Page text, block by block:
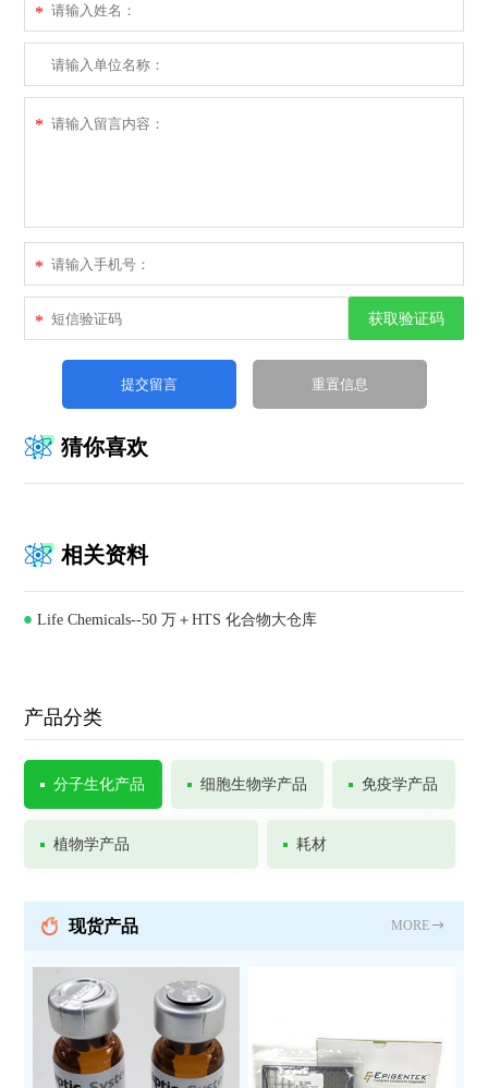
*
*
*
* 获取验证码
猜你喜欢
相关资料
Life Chemicals--50 万＋HTS 化合物大仓库
产品分类
分子生化产品 细胞生物学产品 免疫学产品
植物学产品 耗材
现货产品 MORE